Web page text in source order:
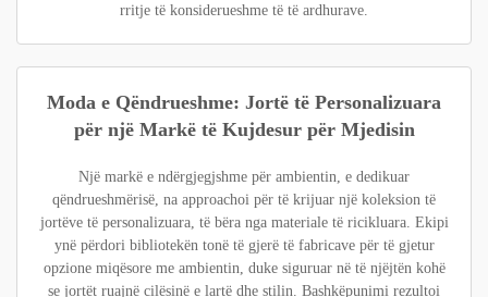
rritje të konsiderueshme të të ardhurave.
Moda e Qëndrueshme: Jortë të Personalizuara
për një Markë të Kujdesur për Mjedisin
Një markë e ndërgjegjshme për ambientin, e dedikuar
qëndrueshmërisë, na approachoi për të krijuar një koleksion të
jortëve të personalizuara, të bëra nga materiale të ricikluara. Ekipi
ynë përdori bibliotekën tonë të gjerë të fabricave për të gjetur
opzione miqësore me ambientin, duke siguruar në të njëjtën kohë
se jortët ruajnë cilësinë e lartë dhe stilin. Bashkëpunimi rezultoi